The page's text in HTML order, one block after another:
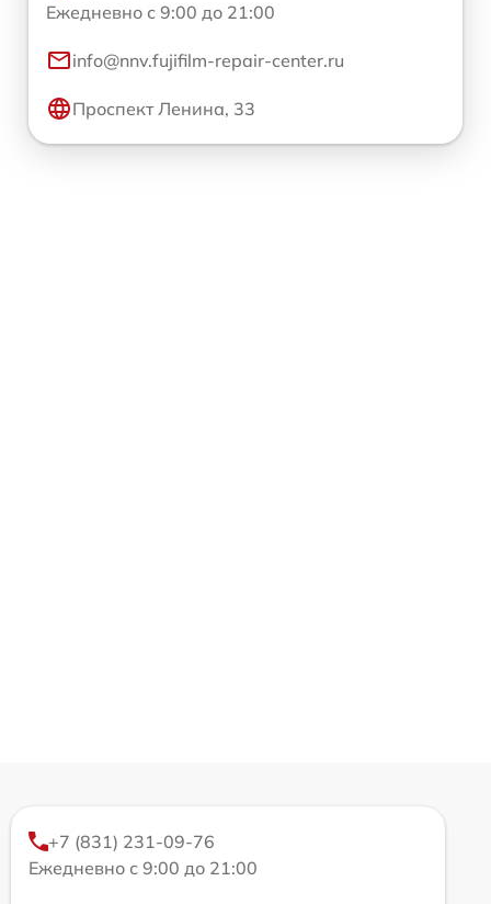
Ежедневно с 9:00 до 21:00
info@nnv.fujifilm-repair-center.ru
Проспект Ленина, 33
+7 (831) 231-09-76
Ежедневно с 9:00 до 21:00